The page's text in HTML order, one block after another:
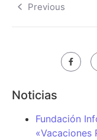
Previous
Noticias
Fundación
«Vacaciones